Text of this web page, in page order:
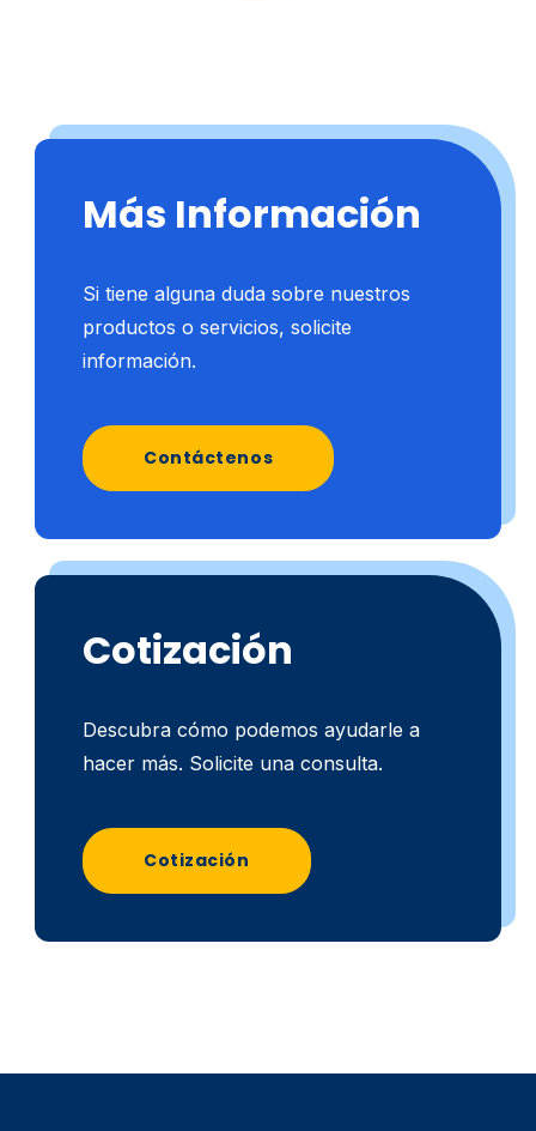
Más Información
Si tiene alguna duda sobre nuestros
productos o servicios, solicite
información.
Contáctenos
Cotización
Descubra cómo podemos ayudarle a
hacer más. Solicite una consulta.
Cotización